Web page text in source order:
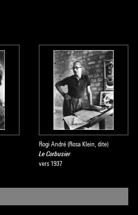
Rogi André (Rosa Klein, dite)
Le Corbusier
vers 1937